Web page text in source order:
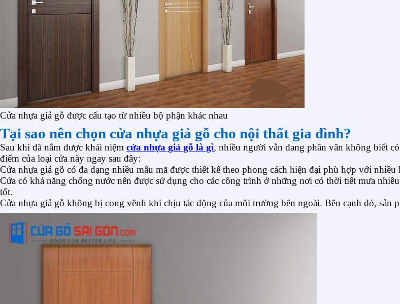
Cửa nhựa giả gỗ được cấu tạo từ nhiều bộ phận khác nhau
Tại sao nên chọn cửa nhựa giả gỗ cho nội thất gia đình?
Sau khi đã nắm được khái niệm cửa nhựa giả gỗ là gì, nhiều người vẫn đang phân vân không biết
điểm của loại cửa này ngay sau đây:
Cửa nhựa giả gỗ có đa dạng nhiều mẫu mã được thiết kế theo phong cách hiện đại phù hợp với
Cửa có khả năng chống nước nên được sử dụng cho các công trình ở những nơi có thời tiết mưa
tốt.
Cửa nhựa giả gỗ không bị cong vênh khi chịu tác động của môi trường bên ngoài. Bên cạnh đó, sản